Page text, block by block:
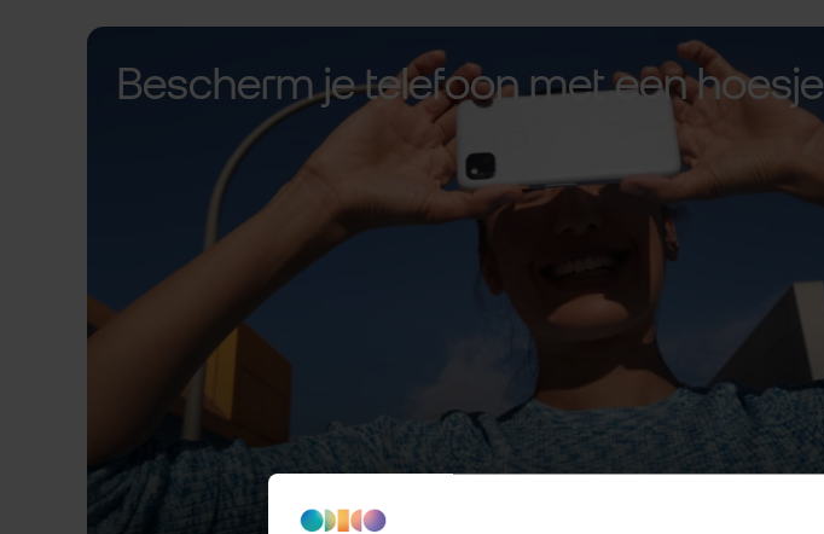
Bescherm je telefoon met een hoesje